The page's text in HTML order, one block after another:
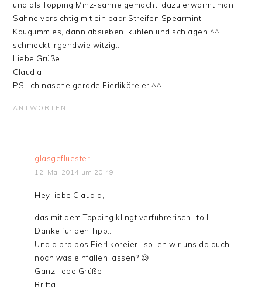
und als Topping Minz-sahne gemacht, dazu erwärmt man
Sahne vorsichtig mit ein paar Streifen Spearmint-
Kaugummies, dann absieben, kühlen und schlagen ^^
schmeckt irgendwie witzig…
Liebe Grüße
Claudia
PS: Ich nasche gerade Eierliköreier ^^
ANTWORTEN
glasgefluester
12. Mai 2014 um 20:49
Hey liebe Claudia,
das mit dem Topping klingt verführerisch- toll!
Danke für den Tipp…
Und a pro pos Eierliköreier- sollen wir uns da auch
noch was einfallen lassen? 😉
Ganz liebe Grüße
Britta